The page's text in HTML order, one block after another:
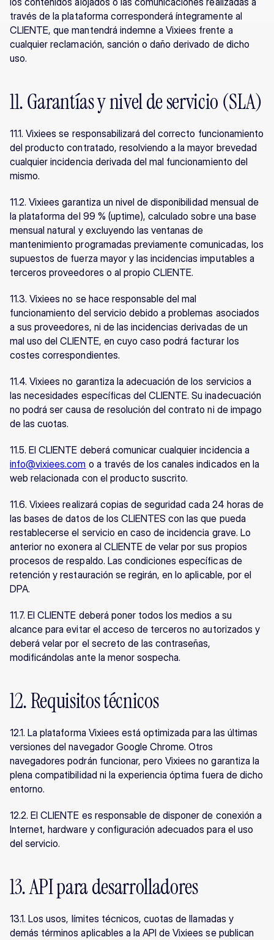
través de la plataforma corresponderá íntegramente al
CLIENTE, que mantendrá indemne a Vixiees frente a
cualquier reclamación, sanción o daño derivado de dicho
uso.
11. Garantías y nivel de servicio (SLA)
11.1. Vixiees se responsabilizará del correcto funcionamiento
del producto contratado, resolviendo a la mayor brevedad
cualquier incidencia derivada del mal funcionamiento del
mismo.
11.2. Vixiees garantiza un nivel de disponibilidad mensual de
la plataforma del 99 % (uptime), calculado sobre una base
mensual natural y excluyendo las ventanas de
mantenimiento programadas previamente comunicadas, los
supuestos de fuerza mayor y las incidencias imputables a
terceros proveedores o al propio CLIENTE.
11.3. Vixiees no se hace responsable del mal
funcionamiento del servicio debido a problemas asociados
a sus proveedores, ni de las incidencias derivadas de un
mal uso del CLIENTE, en cuyo caso podrá facturar los
costes correspondientes.
11.4. Vixiees no garantiza la adecuación de los servicios a
las necesidades específicas del CLIENTE. Su inadecuación
no podrá ser causa de resolución del contrato ni de impago
de las cuotas.
info@vixiees.com o a través de los canales indicados en la
web relacionada con el producto suscrito.
11.6. Vixiees realizará copias de seguridad cada 24 horas de
las bases de datos de los CLIENTES con las que pueda
restablecerse el servicio en caso de incidencia grave. Lo
anterior no exonera al CLIENTE de velar por sus propios
procesos de respaldo. Las condiciones específicas de
retención y restauración se regirán, en lo aplicable, por el
DPA.
11.7. El CLIENTE deberá poner todos los medios a su
alcance para evitar el acceso de terceros no autorizados y
deberá velar por el secreto de las contraseñas,
modificándolas ante la menor sospecha.
12. Requisitos técnicos
12.1. La plataforma Vixiees está optimizada para las últimas
versiones del navegador Google Chrome. Otros
navegadores podrán funcionar, pero Vixiees no garantiza la
plena compatibilidad ni la experiencia óptima fuera de dicho
entorno.
12.2. El CLIENTE es responsable de disponer de conexión a
Internet, hardware y configuración adecuados para el uso
del servicio.
13. API para desarrolladores
13.1. Los usos, límites técnicos, cuotas de llamadas y
demás términos aplicables a la API de Vixiees se publican